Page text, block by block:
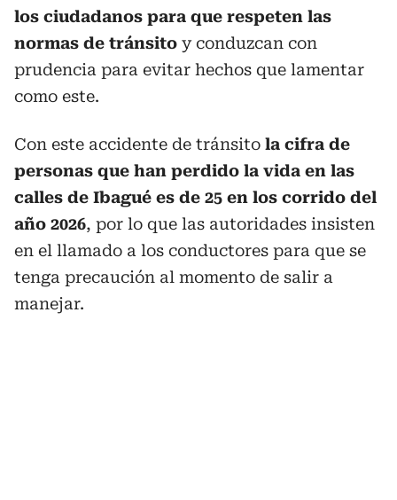
los ciudadanos para que respeten las
normas de tránsito y conduzcan con
prudencia para evitar hechos que lamentar
como este.
Con este accidente de tránsito la cifra de
personas que han perdido la vida en las
calles de Ibagué es de 25 en los corrido del
año 2026, por lo que las autoridades insisten
en el llamado a los conductores para que se
tenga precaución al momento de salir a
manejar.